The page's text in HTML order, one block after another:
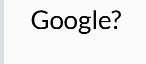
Google?